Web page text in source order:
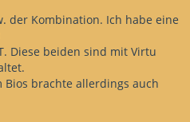
der Kombination. Ich habe eine
Diese beiden sind mit Virtu
Bios brachte allerdings auch